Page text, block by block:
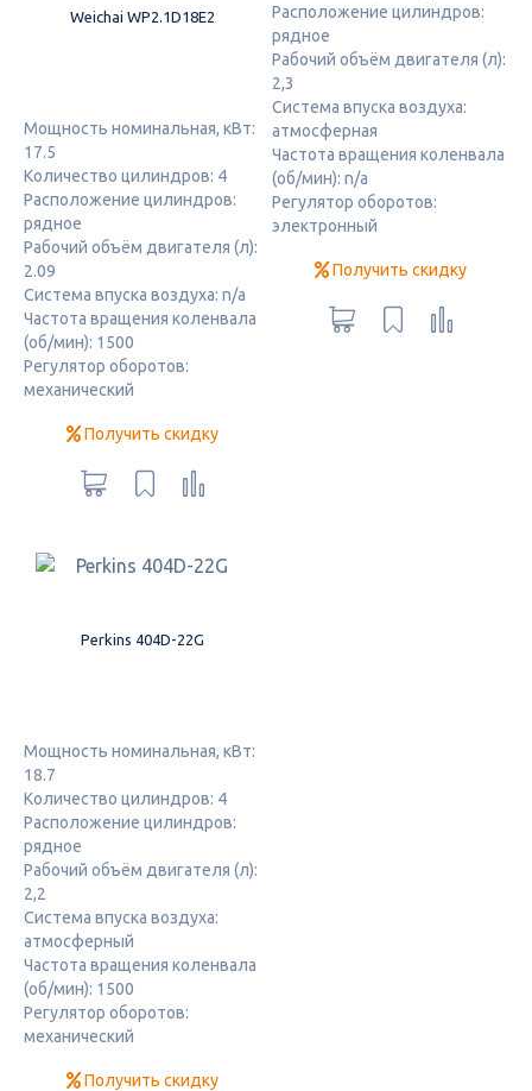
Weichai WP2.1D18E2
Мощность номинальная, кВт:
17.5
Количество цилиндров: 4
Расположение цилиндров:
рядное
Рабочий объём двигателя (л):
2.09
Система впуска воздуха: n/a
Частота вращения коленвала
(об/мин): 1500
Регулятор оборотов:
механический
Получить скидку
Расположение цилиндров:
рядное
Рабочий объём двигателя (л):
2,3
Система впуска воздуха:
атмосферная
Частота вращения коленвала
(об/мин): n/a
Регулятор оборотов:
электронный
Получить скидку
Perkins 404D-22G
Мощность номинальная, кВт:
18.7
Количество цилиндров: 4
Расположение цилиндров:
рядное
Рабочий объём двигателя (л):
2,2
Система впуска воздуха:
атмосферный
Частота вращения коленвала
(об/мин): 1500
Регулятор оборотов:
механический
Получить скидку